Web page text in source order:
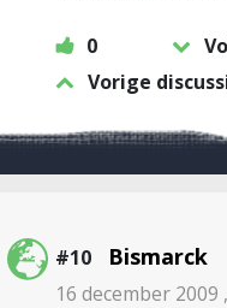
0
Vorige
#10 Bismarck
16 december 2009